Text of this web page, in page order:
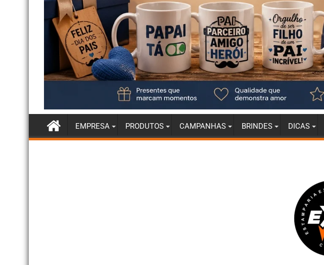
EMPRESA PRODUTOS CAMPANHAS BRINDES DICAS